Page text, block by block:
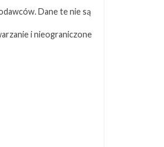
Dane te nie są
i nieograniczone